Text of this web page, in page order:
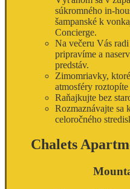
súkromného in-
šampanské k
Concierge.
Na večeru Vás
pripravíme a
predstáv.
Zimomriavky,
atmosféry
Raňajkujte bez
Rozmaznávajte sa
celoročného
Chalets